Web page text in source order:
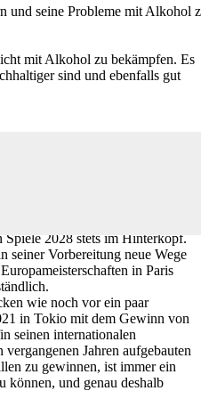
und seine Probleme mit Alkohol
mit Alkohol zu bekämpfen. Es
sind und ebenfalls gut
2028 stets im Hinterkopf.
seiner Vorbereitung neue Wege
in Paris
wie noch vor ein paar
in Tokio mit dem Gewinn von
seinen internationalen
Jahren aufgebauten
zu gewinnen, ist immer ein
können, und genau deshalb